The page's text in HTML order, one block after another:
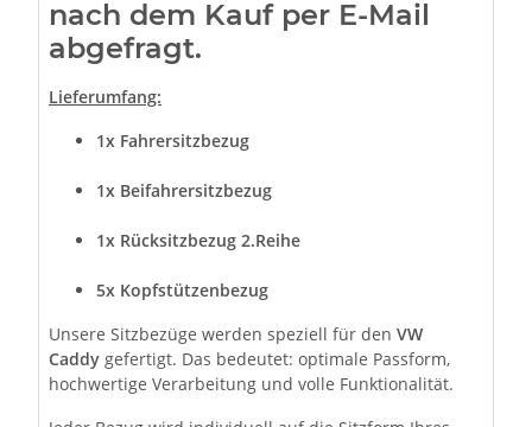
nach dem Kauf per E-Mail
abgefragt.
Lieferumfang:
1x Fahrersitzbezug
1x Beifahrersitzbezug
1x Rücksitzbezug 2.Reihe
5x Kopfstützenbezug
Unsere Sitzbezüge werden speziell für den VW
Caddy gefertigt. Das bedeutet: optimale Passform,
hochwertige Verarbeitung und volle Funktionalität.